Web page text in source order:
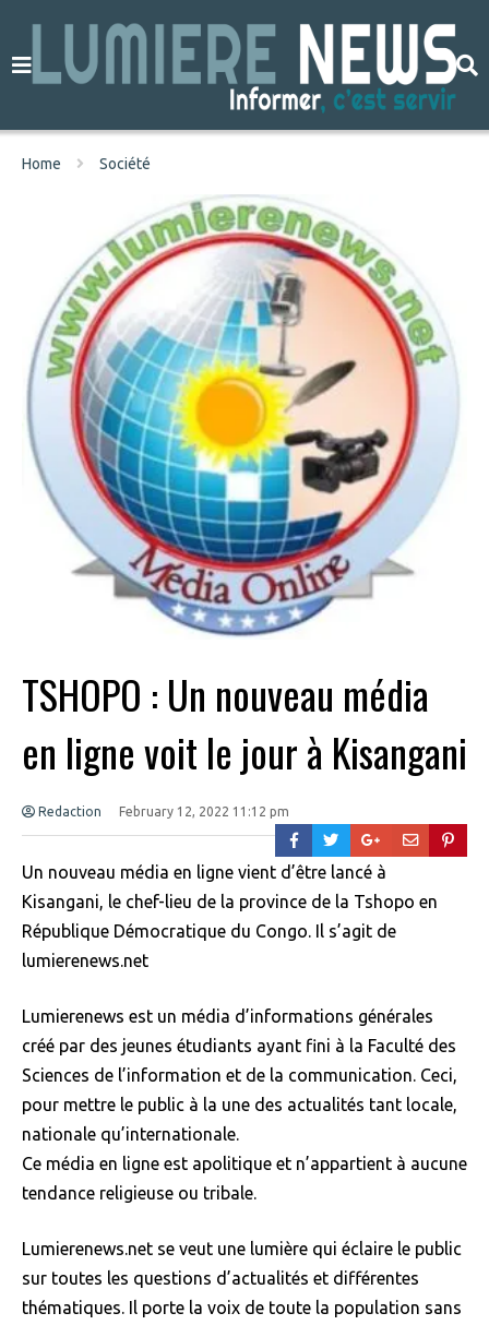
Home Société
TSHOPO : Un nouveau média
en ligne voit le jour à Kisangani
Redaction February 12, 2022 11:12 pm
Un nouveau média en ligne vient d’être lancé à
Kisangani, le chef-lieu de la province de la Tshopo en
République Démocratique du Congo. Il s’agit de
lumierenews.net
Lumierenews est un média d’informations générales
créé par des jeunes étudiants ayant fini à la Faculté des
Sciences de l’information et de la communication. Ceci,
pour mettre le public à la une des actualités tant locale,
nationale qu’internationale.
Ce média en ligne est apolitique et n’appartient à aucune
tendance religieuse ou tribale.
Lumierenews.net se veut une lumière qui éclaire le public
sur toutes les questions d’actualités et différentes
thématiques. Il porte la voix de toute la population sans